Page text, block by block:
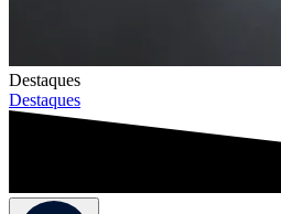
Destaques
Destaques